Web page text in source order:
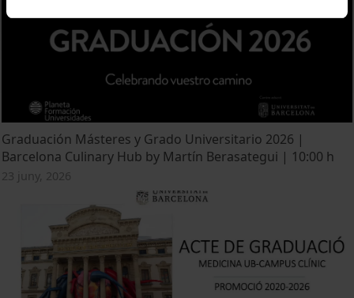
Graduación Másteres y Grado Universitario 2026 |
Barcelona Culinary Hub by Martín Berasategui | 10:00 h
23 juny, 2026